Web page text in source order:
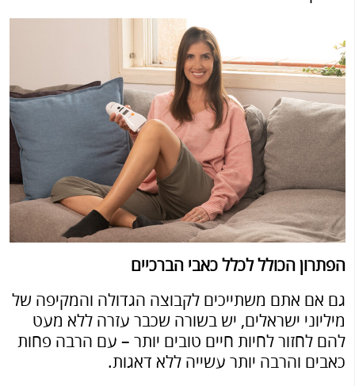
הפתרון הכולל לכלל כאבי הברכיים
גם אם אתם משתייכים לקבוצה הגדולה והמקיפה של
מיליוני ישראלים, יש בשורה שכבר עזרה ללא מעט
להם לחזור לחיות חיים טובים יותר – עם הרבה פחות
כאבים והרבה יותר עשייה ללא דאגות.